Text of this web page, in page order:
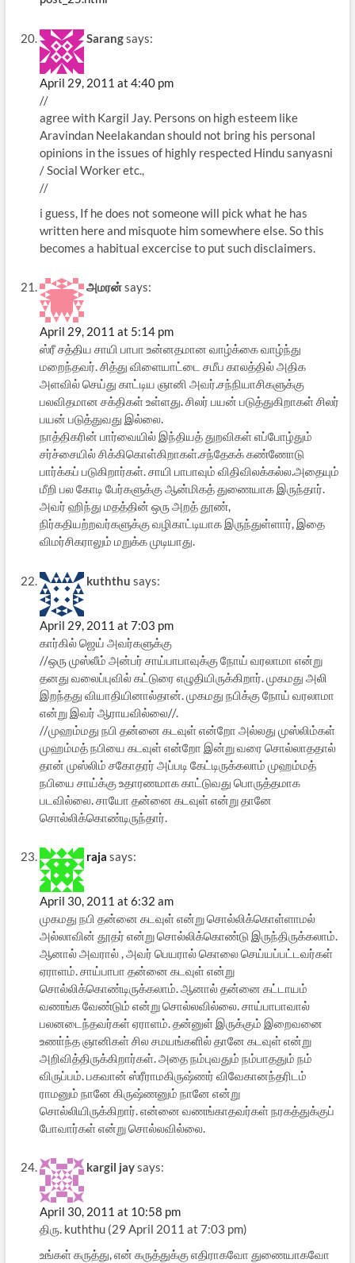
Sarangsays:
April 29, 2011 at 4:40 pm
//
agree with Kargil Jay. Persons on high esteem like
Aravindan Neelakandan should not bring his personal
opinions in the issues of highly respected Hindu sanyasni
/ Social Worker etc.,
//
i guess, If he does not someone will pick what he has
written here and misquote him somewhere else. So this
becomes a habitual excercise to put such disclaimers.
அமரன்says:
April 29, 2011 at 5:14 pm
ஸ்ரீ சத்திய சாயி பாபா உன்னதமான வாழ்க்கை வாழ்ந்து
மறைந்தவர். சித்து விளையாட்டை சமீப காலத்தில் அதிக
அளவில் செய்து காட்டிய ஞானி அவர்.சந்நியாசிகளுக்கு
பலவிதமான சக்திகள் உள்ளது. சிலர் பயன் படுத்துகிறாகள் சிலர்
பயன் படுத்துவது இல்லை.
நாத்திகரின் பார்வையில் இந்தியத் துறவிகள் எப்போழ்தும்
சர்ச்சையில் சிக்கிகொள்கிறாகள்.சந்தேகக் கண்ணோடு
பார்க்கப் படுகிறார்கள். சாயி பாபாவும் விதிவிலக்கல்ல.அதையும்
மீறி பல கோடி பேர்களுக்கு ஆன்மிகத் துணையாக இருந்தார்.
அவர் ஹிந்து மதத்தின் ஒரு அறத் தூண்,
நிர்கதியற்றவர்களுக்கு வழிகாட்டியாக இருந்துள்ளார், இதை
விமர்சிகராலும் மறுக்க முடியாது.
kuththu says:
April 29, 2011 at 7:03 pm
கார்கில் ஜெய் அவர்களுக்கு
//ஒரு முஸ்லீம் அன்பர் சாய்பாபாவுக்கு நோய் வரலாமா என்று
தனது வலைப்புவில் கட்டுரை எழுதியிருக்கிறார். முகமது அலி
இறந்தது வியாதியினால்தான். முகமது நபிக்கு நோய் வரலாமா
என்று இவர் ஆராயவில்லை//.
//முஹம்மது நபி தன்னை கடவுள் என்றோ அல்லது முஸ்லிம்கள்
முஹம்மத் நபியை கடவுள் என்றோ இன்று வரை சொல்லாததால்
தான் முஸ்லிம் சகோதரர் அப்படி கேட்டிருக்கலாம் முஹம்மத்
நபியை சாய்க்கு உதாரணமாக காட்டுவது பொருத்தமாக
படவில்லை. சாயோ தன்னை கடவுள் என்று தானே
சொல்லிக்கொண்டிருந்தார்.
raja says:
April 30, 2011 at 6:32 am
முகமது நபி தன்னை கடவுள் என்று சொல்லிக்கொள்ளாமல்
அல்லாவின் தூதர் என்று சொல்லிக்கொண்டு இருந்திருக்கலாம்.
ஆனால் அவரால் , அவர் பெயரால் கொலை செய்யப்பட்டவர்கள்
ஏராளம். சாய்பாபா தன்னை கடவுள் என்று
சொல்லிக்கொண்டிருக்கலாம். ஆனால் தன்னை கட்டாயம்
வணங்க வேண்டும் என்று சொல்லவில்லை. சாய்பாபாவால்
பலனடைந்தவர்கள் ஏராளம். தன்னுள் இருக்கும் இறைவனை
உணா்ந்த ஞானிகள் சில சமயங்களில் தானே கடவுள் என்று
அறிவித்திருக்கிறார்கள். அதை நம்புவதும் நம்பாததும் நம்
விருப்பம். பகவான் ஸ்ரீராமகிருஷ்ணர் விவேகானந்தரிடம்
ராமனும் நானே கிருஷ்ணனும் நானே என்று
சொல்லியிருக்கிறார். என்னை வணங்காதவர்கள் நரகத்துக்குப்
போவார்கள் என்று சொல்லவில்லை.
kargil jaysays:
April 30, 2011 at 10:58 pm
திரு. kuththu (29 April 2011 at 7:03 pm)
உங்கள் கருத்து, என் கருத்துக்கு எதிராகவோ துணையாகவோ